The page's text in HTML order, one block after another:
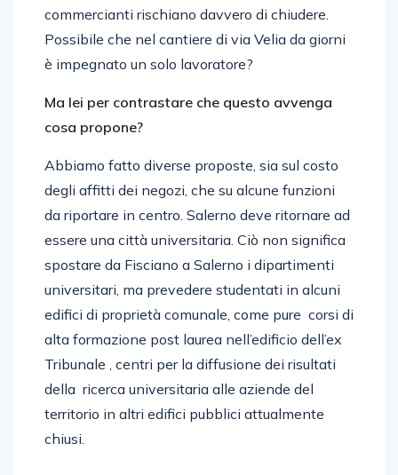
commercianti rischiano davvero di chiudere.
Possibile che nel cantiere di via Velia da giorni
è impegnato un solo lavoratore?
Ma lei per contrastare che questo avvenga
cosa propone?
Abbiamo fatto diverse proposte, sia sul costo
degli affitti dei negozi, che su alcune funzioni
da riportare in centro. Salerno deve ritornare ad
essere una città universitaria. Ciò non significa
spostare da Fisciano a Salerno i dipartimenti
universitari, ma prevedere studentati in alcuni
edifici di proprietà comunale, come pure corsi di
alta formazione post laurea nell’edificio dell’ex
Tribunale , centri per la diffusione dei risultati
della ricerca universitaria alle aziende del
territorio in altri edifici pubblici attualmente
chiusi.